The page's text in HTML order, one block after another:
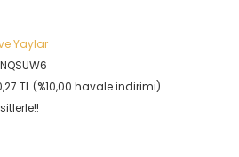
Yaylar
TL (%10,00 havale indirimi)